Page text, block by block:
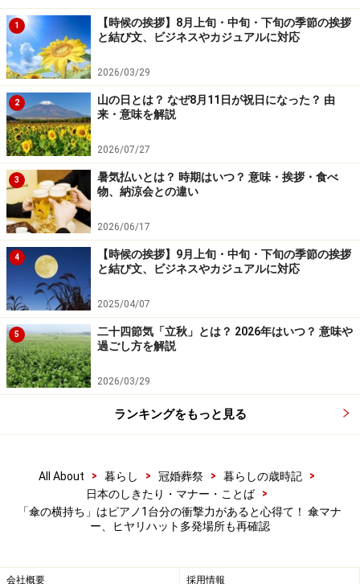
あります。勢いよく開くワンタッチ式は特に危険ですか
ら、周囲を確認した上で「傘を斜め下に向けて」開きま
しょう。
傘を閉じる時には、周囲を確認しながら傘をさしたまま
で少しすぼめた状態にした後、石突きを下に向けて完全
に閉じます。
これらは雨傘に限らず日傘も同じなので、傘の正しい持
ち方を身に付けておきましょう。
＜参考＞
傘の安全性に関する調査 （東京都生活文化スポーツ
局）
※記事内容は執筆時点のものです。最新の内容をご確認くださ
い。
1
【時候の挨拶】8月上旬・中旬・下旬の季節の挨拶
と結び文、ビジネスやカジュアルに対応
2026/03/29
2
山の日とは？ なぜ8月11日が祝日になった？ 由
来・意味を解説
2026/07/27
3
暑気払いとは？ 時期はいつ？ 意味・挨拶・食べ
物、納涼会との違い
2026/06/17
4
【時候の挨拶】9月上旬・中旬・下旬の季節の挨拶
と結び文、ビジネスやカジュアルに対応
2025/04/07
5
二十四節気「立秋」とは？ 2026年はいつ？ 意味や
過ごし方を解説
2026/03/29
ランキングをもっと見る
All About > 暮らし > 冠婚葬祭 > 暮らしの歳時記
>
日本のしきたり・マナー・ことば
>
「傘の横持ち」はピアノ1台分の衝撃力があると心得て！ 傘マナ
ー、ヒヤリハット多発場所も再確認
会社概要 採用情報